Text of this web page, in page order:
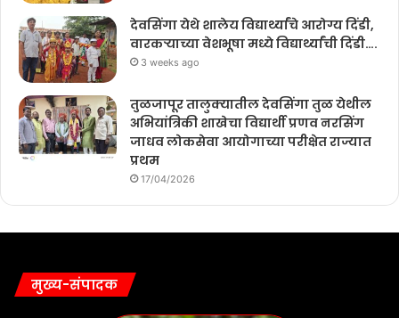
देवसिंगा येथे शालेय विद्यार्थ्यांचे आरोग्य दिंडी,
वारकऱ्याच्या वेशभूषा मध्ये विद्यार्थ्यांची दिंडी….
3 weeks ago
तुळजापूर तालुक्यातील देवसिंगा तुळ येथील
अभियांत्रिकी शाखेचा विद्यार्थी प्रणव नरसिंग
जाधव लोकसेवा आयोगाच्या परीक्षेत राज्यात
प्रथम
17/04/2026
मुख्य-संपादक